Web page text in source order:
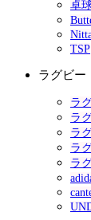
卓
TSP
ラグビー
ラ
ラ
ラ
ラ
ラ